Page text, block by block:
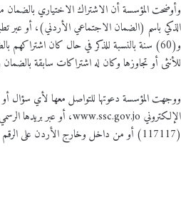
وأوضحت المؤسسة أن الاشتراك الاختياري
للأنثى أو تجاوزها وكان له اشتراكات سابقة
ووجهت المؤسسة دعوتها للتواصل معها لأي سؤال
(117117) أو من داخل وخارج الأردن على الرقم (065008080).